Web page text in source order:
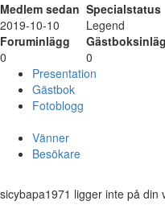
Medlem sedan Specialstatus
2019-10-10
Legend
Foruminlägg
0
0
Presentation
Gästbok
Fotoblogg
Vänner
Besökare
sicybapa1971 ligger inte på din